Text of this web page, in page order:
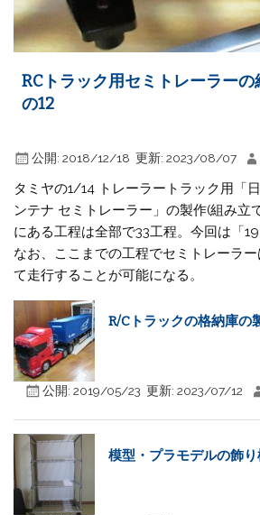
RCトラック用セミトレーラー
の12
公開: 2018/12/18 更新: 2023/08/07
タミヤの1/14 トレーラートラック用「
ンテナ セミトレーラー」の製作(組み立
にある工程は全部で33工程。今回は「19
なお、ここまでの工程でセミトレーラ
て走行することが可能になる。
R/Cトラックの格納庫の
公開: 2019/05/23 更新: 2023/07/12
模型・プラモデルの飾